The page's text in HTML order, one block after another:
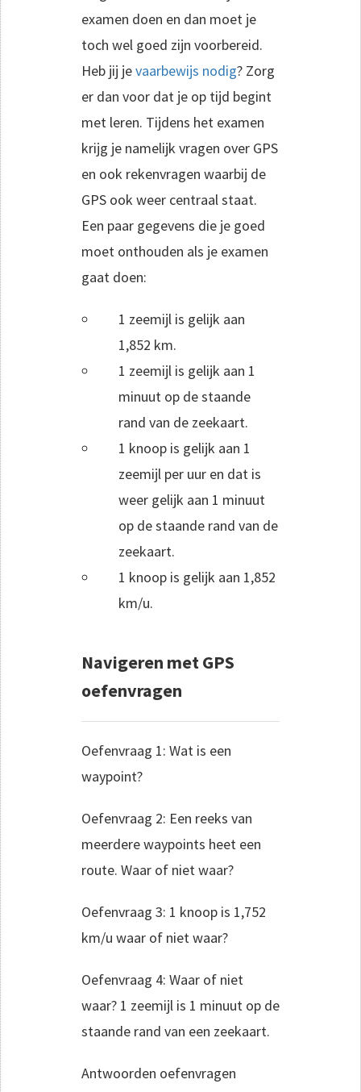
examen doen en dan moet je
toch wel goed zijn voorbereid.
Heb jij jevaarbewijs nodig? Zorg
er dan voor dat je op tijd begint
met leren. Tijdens het examen
krijg je namelijk vragen over GPS
en ook rekenvragen waarbij de
GPS ook weer centraal staat.
Een paar gegevens die je goed
moet onthouden als je examen
gaat doen:
1 zeemijl is gelijk aan
1,852 km.
1 zeemijl is gelijk aan 1
minuut op de staande
rand van de zeekaart.
1 knoop is gelijk aan 1
zeemijl per uur en dat is
weer gelijk aan 1 minuut
op de staande rand van de
zeekaart.
1 knoop is gelijk aan 1,852
km/u.
Navigeren met GPS
oefenvragen
Oefenvraag 1: Wat is een
waypoint?
Oefenvraag 2: Een reeks van
meerdere waypoints heet een
route. Waar of niet waar?
Oefenvraag 3: 1 knoop is 1,752
km/u waar of niet waar?
Oefenvraag 4: Waar of niet
waar? 1 zeemijl is 1 minuut op de
staande rand van een zeekaart.
Antwoorden oefenvragen